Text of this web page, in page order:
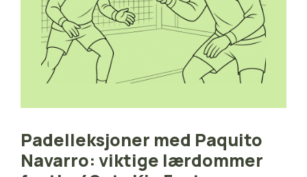
Padelleksjoner med Paquito
Navarro: viktige lærdommer